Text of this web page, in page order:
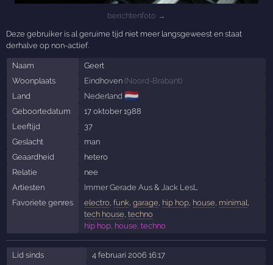
berichtenfoto →
Deze gebruiker is al geruime tijd niet meer langsgeweest en staat
derhalve op non-actief.
Naam
Geert
Woonplaats
Eindhoven (Noord-Brabant)
Land
Nederland 🇳🇱
Geboortedatum
17 oktober 1988
Leeftijd
37
Geslacht
man
Geaardheid
hetero
Relatie
nee
Artiesten
Immer Gerade Aus& Jack LesL
Favoriete genres
electro, funk, garage hip hop, house minimal
tech house techno
hip hop, house, techno
Lid sinds
4 februari 2006 16:17